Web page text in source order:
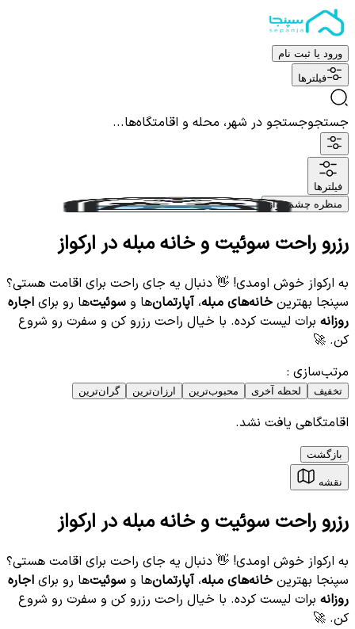
ورود یا ثبت نام
فیلترها
جستجوجستجو در شهر، محله و اقامتگاه‌ها...
فیلترها
منظره چشم نواز
رزرو راحت سوئیت و خانه مبله در اركواز
به اركواز خوش اومدی! 👋 دنبال یه جای راحت برای اقامت هستی؟
سپنجا بهترین خانه‌های مبله،آپارتمان‌ها و سوئیت‌ها رو برای اجاره
روزانه برات لیست کرده. با خیال راحت رزرو کن و سفرت رو شروع
کن. 🚀
مرتب‌سازی :
تخفیف لحظه آخری محبوب‌ترین ارزان‌ترین گران‌ترین
اقامتگاهی یافت نشد.
بازگشت
نقشه
رزرو راحت سوئیت و خانه مبله در اركواز
به اركواز خوش اومدی! 👋 دنبال یه جای راحت برای اقامت هستی؟
سپنجا بهترین خانه‌های مبله،آپارتمان‌ها و سوئیت‌ها رو برای اجاره
روزانه برات لیست کرده. با خیال راحت رزرو کن و سفرت رو شروع
کن. 🚀